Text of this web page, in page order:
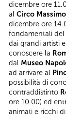
dicembre ore
al Circo Massimo
dicembre ore
fondamentali del
dai grandi artisti
conoscere la
dal Museo
ad arrivare al
possibilità di
contraddistinto
ore 10.00) ed
animati e ricchi